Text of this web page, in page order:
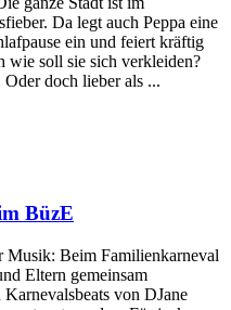
Da legt auch Peppa eine
ein und feiert kräftig
wie soll sie sich verkleiden?
doch lieber als ...
BüzE
Beim Familienkarneval
Eltern gemeinsam
von DJane